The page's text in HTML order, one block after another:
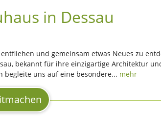
in Dessau
und gemeinsam etwas Neues zu
bekannt für ihre einzigartige Architektur
begleite uns auf eine besondere... mehr